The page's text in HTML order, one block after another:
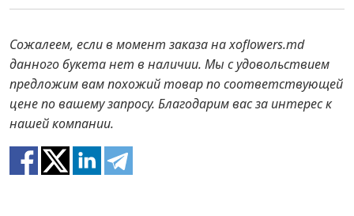
пожалуйста, свяжитесь с нами для решения
В случае если каких-то составляющих букета не
будет в наличии, мы предложим вам варианты
замены на аналоги. Также будьте готовы к тому,
что цветы – это живой материал, поэтому букеты
прямых солнечных лучей, сквозняков,
отопительных приборов и фруктов.
Поливайте 1 раз в 2 дня ½ стакана воды.
Сожалеем, если в момент заказа на xoflowers.md
данного букета нет в наличии. Мы с удовольствием
предложим вам похожий товар по соответствующей
цене по вашему запросу. Благодарим вас за интерес к
нашей компании.